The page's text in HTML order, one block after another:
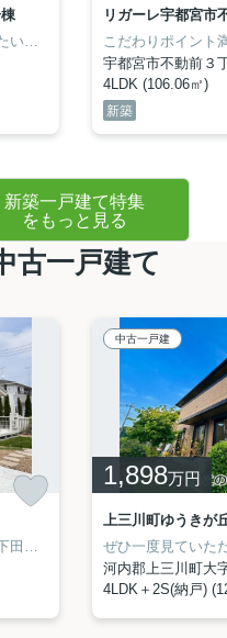
リガーレ宇都宮市
宇都宮市不動前３
4LDK (106.06㎡)
新築
新築一戸建て特集
をもっと見る
古一戸建て
中古一戸建
1,898万円
上三川町ゆうき
河内郡上三川町大
4LDK＋2S(納戸)